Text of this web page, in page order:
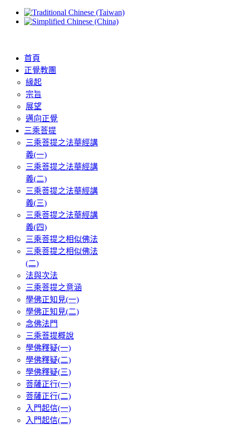
首頁
正覺教團
緣起
宗旨
展望
邁向正覺
三乘菩提
三乘菩提之法華經講
義(一)
三乘菩提之法華經講
義(二)
三乘菩提之法華經講
義(三)
三乘菩提之法華經講
義(四)
三乘菩提之相似佛法
三乘菩提之相似佛法
(二)
法與次法
三乘菩提之意涵
學佛正知見(一)
學佛正知見(二)
念佛法門
三乘菩提概說
學佛釋疑(一)
學佛釋疑(二)
學佛釋疑(三)
菩薩正行(一)
菩薩正行(二)
入門起信(一)
入門起信(二)